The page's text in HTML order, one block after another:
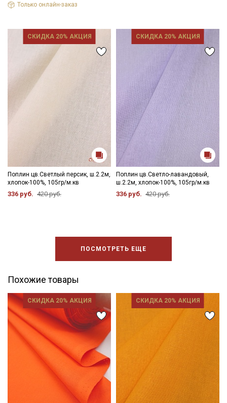
Только онлайн-заказ
СКИДКА 20% АКЦИЯ
Поплин цв.Светлый персик, ш.2.2м,
хлопок-100%, 105гр/м.кв
336 руб. 420 руб.
СКИДКА 20% АКЦИЯ
Поплин цв.Светло-лавандовый,
ш.2.2м, хлопок-100%, 105гр/м.кв
336 руб. 420 руб.
ПОСМОТРЕТЬ ЕЩЕ
Похожие товары
СКИДКА 20% АКЦИЯ СКИДКА 20% АКЦИЯ